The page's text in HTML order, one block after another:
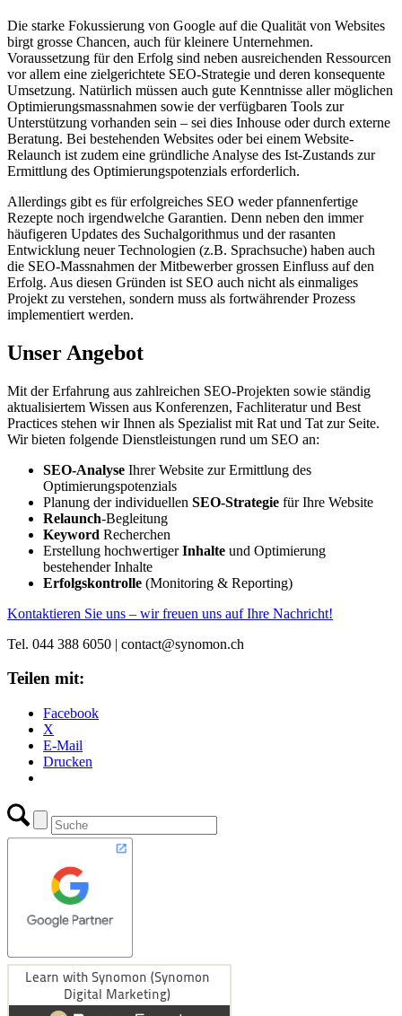
Die starke Fokussierung von Google auf die Qualität von Websites
birgt grosse Chancen, auch für kleinere Unternehmen.
Voraussetzung für den Erfolg sind neben ausreichenden Ressourcen
vor allem eine zielgerichtete SEO-Strategie und deren konsequente
Umsetzung. Natürlich müssen auch gute Kenntnisse aller möglichen
Optimierungsmassnahmen sowie der verfügbaren Tools zur
Unterstützung vorhanden sein – sei dies Inhouse oder durch externe
Beratung. Bei bestehenden Websites oder bei einem Website-
Relaunch ist zudem eine gründliche Analyse des Ist-Zustands zur
Ermittlung des Optimierungspotenzials erforderlich.
Allerdings gibt es für erfolgreiches SEO weder pfannenfertige
Rezepte noch irgendwelche Garantien. Denn neben den immer
häufigeren Updates des Suchalgorithmus und der rasanten
Entwicklung neuer Technologien (z.B. Sprachsuche) haben auch
die SEO-Massnahmen der Mitbewerber grossen Einfluss auf den
Erfolg. Aus diesen Gründen ist SEO auch nicht als einmaliges
Projekt zu verstehen, sondern muss als fortwährender Prozess
implementiert werden.
Unser Angebot
Mit der Erfahrung aus zahlreichen SEO-Projekten sowie ständig
aktualisiertem Wissen aus Konferenzen, Fachliteratur und Best
Practices stehen wir Ihnen als Spezialist mit Rat und Tat zur Seite.
Wir bieten folgende Dienstleistungen rund um SEO an:
SEO-Analyse Ihrer Website zur Ermittlung des
Optimierungspotenzials
Planung der individuellen SEO-Strategie für Ihre Website
Relaunch-Begleitung
Keyword Recherchen
Erstellung hochwertigerInhalte und Optimierung
bestehender Inhalte
Erfolgskontrolle (Monitoring & Reporting)
Kontaktieren Sie uns – wir freuen uns auf Ihre Nachricht!
Tel. 044 388 6050 | contact@synomon.ch
Teilen mit:
Facebook
X
E-Mail
Drucken